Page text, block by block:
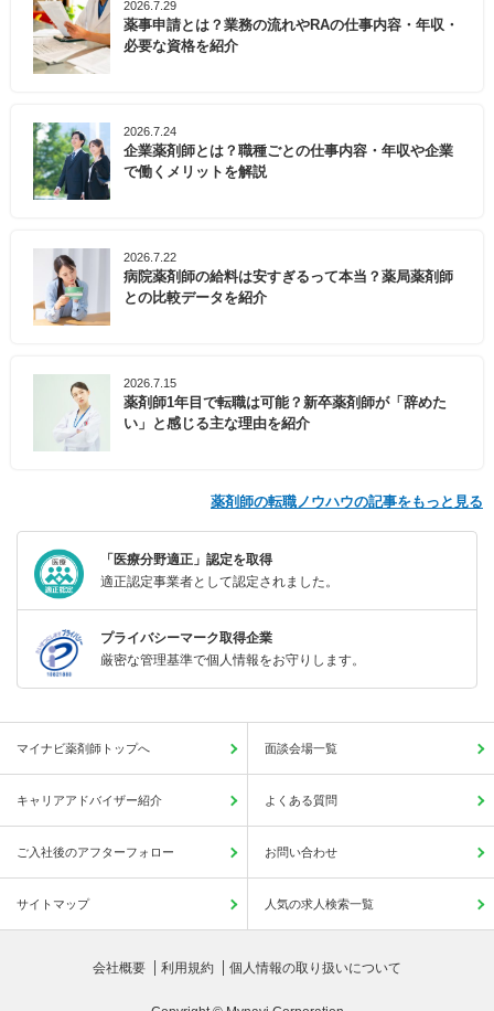
2026.7.29
薬事申請とは？業務の流れやRAの仕事内容・年収・
必要な資格を紹介
2026.7.24
企業薬剤師とは？職種ごとの仕事内容・年収や企業
で働くメリットを解説
2026.7.22
病院薬剤師の給料は安すぎるって本当？薬局薬剤師
との比較データを紹介
2026.7.15
薬剤師1年目で転職は可能？新卒薬剤師が「辞めた
い」と感じる主な理由を紹介
薬剤師の転職ノウハウの記事をもっと見る
「医療分野適正」認定を取得
適正認定事業者として認定されました。
プライバシーマーク取得企業
厳密な管理基準で個人情報をお守りします。
マイナビ薬剤師トップへ 面談会場一覧
キャリアアドバイザー紹介 よくある質問
ご入社後のアフターフォロー お問い合わせ
サイトマップ 人気の求人検索一覧
会社概要 利用規約 個人情報の取り扱いについて